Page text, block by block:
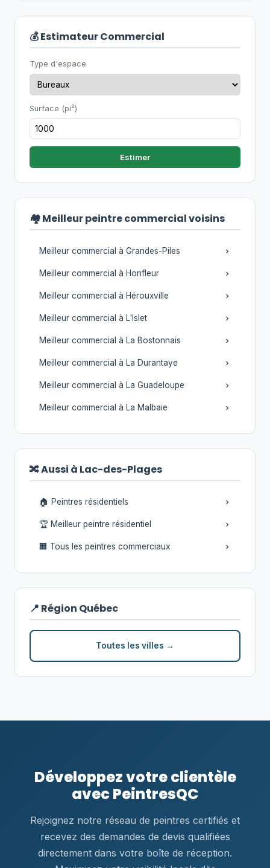
💰 Estimateur Commercial
Type d'espace
Surface (pi²)
Estimer
🏘️ Meilleur peintre commercial voisins
Meilleur commercial à Grandes-Piles
Meilleur commercial à Honfleur
Meilleur commercial à Hérouxville
Meilleur commercial à L'Islet
Meilleur commercial à La Bostonnais
Meilleur commercial à La Durantaye
Meilleur commercial à La Guadeloupe
Meilleur commercial à La Malbaie
🔀 Aussi à Lac-des-Plages
🏠 Peintres résidentiels
🏆 Meilleur peintre résidentiel
🏢 Tous les peintres commerciaux
📍 Région Québec
Toutes les villes →
Développez votre clientèle
avec PeintresQC
Rejoignez notre réseau de peintres certifiés et
recevez des demandes de devis qualifiées
directement dans votre boîte de réception.